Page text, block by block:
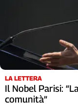
LA LETTERA
Il Nobel Parisi:
comunità”